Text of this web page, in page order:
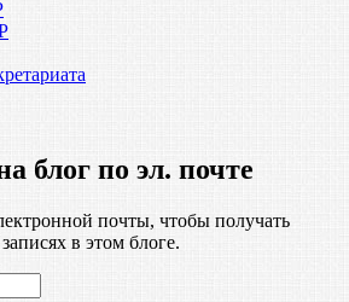
блог по эл. почте
почты, чтобы получать
в этом блоге.